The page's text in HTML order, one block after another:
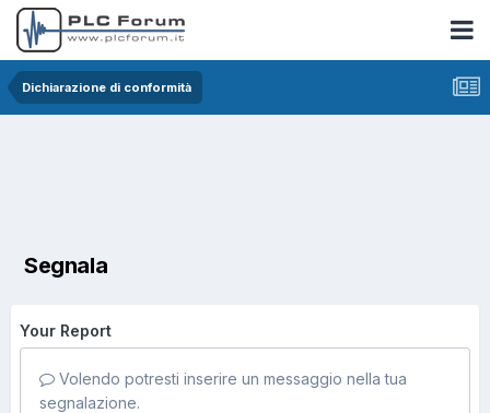
Dichiarazione di conformità
Segnala
Your Report
Volendo potresti inserire un messaggio nella tua
segnalazione.